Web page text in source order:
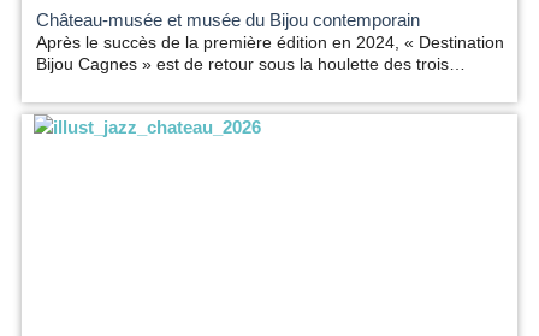
Château-musée et musée du Bijou contemporain
Après le succès de la première édition en 2024, « Destination
Bijou Cagnes » est de retour sous la houlette des trois…